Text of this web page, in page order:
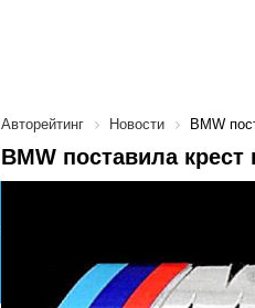
Авторейтинг Новости BMW
BMW поставила крест